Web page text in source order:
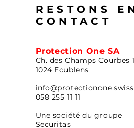
RESTONS
CONTACT
Protection One SA
Ch. des Champs Courbes
1024 Ecublens
info@protectionone.swiss
058 255 11 11
Une société du groupe
Securitas